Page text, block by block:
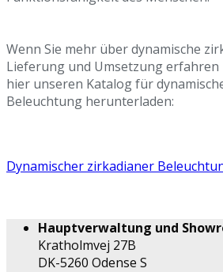
Wenn Sie mehr über dynamische
Lieferung und Umsetzung erfahren
hier unseren Katalog für
Beleuchtung herunterladen:
Dynamischer zirkadianer
Hauptverwaltung und
Kratholmvej 27B
DK-5260 Odense S